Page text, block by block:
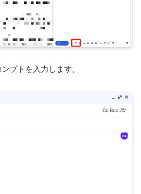
プトを入力します。